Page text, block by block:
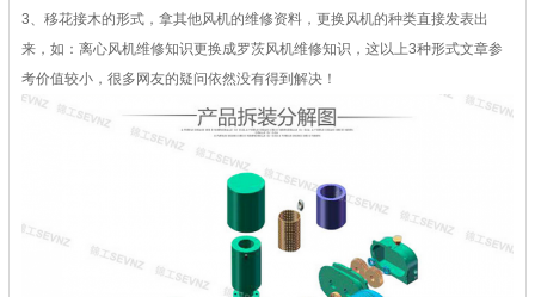
3、移花接木的形式，拿其他风机的维修资料，更换风机的种类直接发表出
来，如：离心风机维修知识更换成罗茨风机维修知识，这以上3种形式文章参
考价值较小，很多网友的疑问依然没有得到解决！